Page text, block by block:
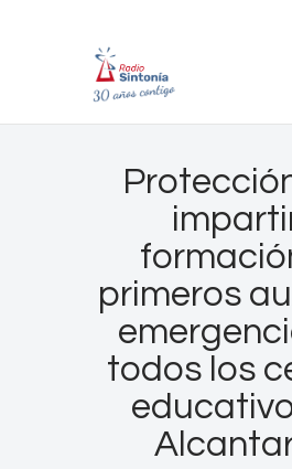
primeros
todos los
RADIO
Informativos
Entrevistas
Noticias
Podcast
PROGRAMACIÓN
Nuestra Historia
Contacto